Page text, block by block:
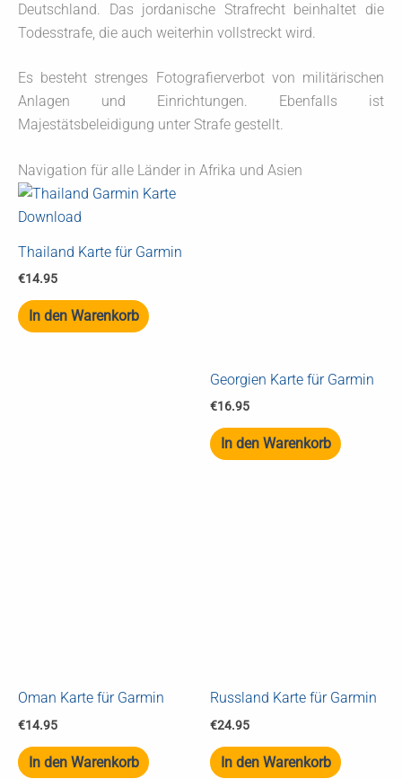
Deutschland. Das jordanische Strafrecht beinhaltet die
Todesstrafe, die auch weiterhin vollstreckt wird.
Es besteht strenges Fotografierverbot von militärischen
Anlagen und Einrichtungen. Ebenfalls ist
Majestätsbeleidigung unter Strafe gestellt.
Navigation für alle Länder in Afrika und Asien
Thailand Karte für Garmin
€14.95
In den Warenkorb
Georgien Karte für Garmin
€16.95
In den Warenkorb
Oman Karte für Garmin
€14.95
In den Warenkorb
Russland Karte für Garmin
€24.95
In den Warenkorb